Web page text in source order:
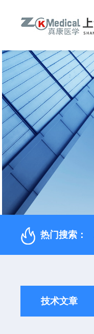
热门搜索：
技术文章